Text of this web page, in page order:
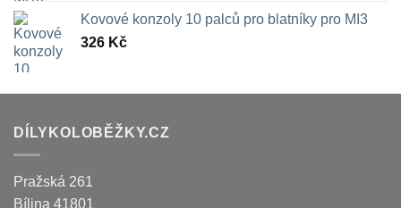
Kovové konzoly 10 palců pro blatníky pro MI3
326 Kč
DÍLYKOLOBĚŽKY.CZ
Pražská 261
Bílina 41801